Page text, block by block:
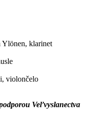
Ylönen, klarinet
violončelo
Veľvyslanectva